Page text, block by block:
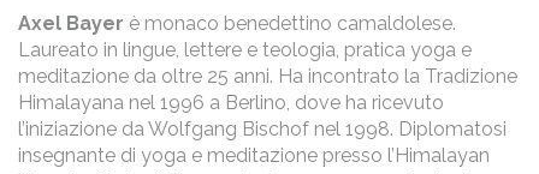
Axel Bayer è monaco benedettino camaldolese.
Laureato in lingue, lettere e teologia, pratica yoga e
meditazione da oltre 25 anni. Ha incontrato la Tradizione
Himalayana nel 1996 a Berlino, dove ha ricevuto
l’iniziazione da Wolfgang Bischof nel 1998. Diplomatosi
insegnante di yoga e meditazione presso l’Himalayan